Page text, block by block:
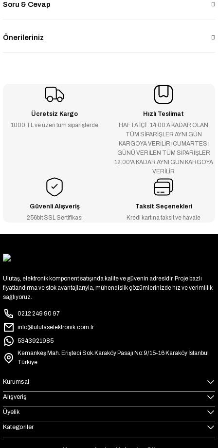
Soru & Cevap
Önerileriniz
Ücretsiz Kargo
1000 TL ve üzeri tüm siparişlerde
Hızlı Teslimat
HAFTA İÇİ : 14:00’A KADAR OLAN
TÜM SİPARİŞLER AYNI GÜN
KARGOYA VERİLİRİ CUMARTESİ
GÜNÜ VERİLEN TÜM SİPARİŞLER
12:00'A KADAR AYNI GÜN KARGOYA
VERİLİR
Güvenli Alışveriş
256bit SSL Sertifikası
Taksit Seçenekleri
Kredi kartına taksit ve havale
Ulutaş, elektronik komponent satışında kalite ve güvenin adresidir. Proje bazlı
fiyatlandırma ve stok avantajlarıyla, mühendislik çözümlerinizde hız ve verimlilik
sağlıyoruz.
0212 249 90 97
info@ulutaselektronik.com.tr
5343921985
Kemankeş Mah. Erişteci Sok.Karaköy Pasajı No:9/15-16 Karaköy İstanbul
Türkiye
Kurumsal
Alışveriş
Üyelik
Kategoriler